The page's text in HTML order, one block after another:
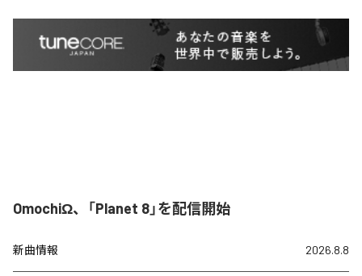
OmochiΩ、「Planet 8」を配信開始
新曲情報 2026.8.8